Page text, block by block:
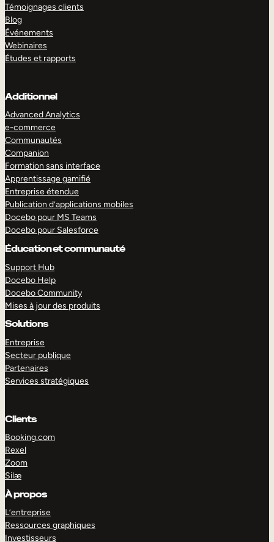
Témoignages clients
Blog
Événements
Webinaires
Études et rapports
Additionnel
Advanced Analytics
e-commerce
Communautés
Companion
Formation sans interface
Apprentissage gamifié
Entreprise étendue
Publication d’applications mobiles
Docebo pour MS Teams
Docebo pour Salesforce
Éducation et communauté
Support Hub
Docebo Help
Docebo Community
Mises à jour des produits
Solutions
Entreprise
Secteur publique
Partenaires
Services stratégiques
Clients
Booking.com
Rexel
Zoom
Silæ
À propos
L’entreprise
Ressources graphiques
Investisseurs